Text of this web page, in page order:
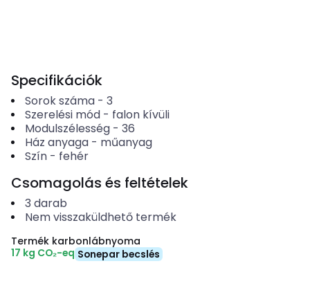
Specifikációk
Sorok száma- 3
Szerelési mód- falon kívüli
Modulszélesség- 36
Ház anyaga- műanyag
Szín- fehér
Csomagolás és feltételek
3 darab
Nem visszaküldhető termék
Termék karbonlábnyoma
17 kg CO₂-eq Sonepar becslés